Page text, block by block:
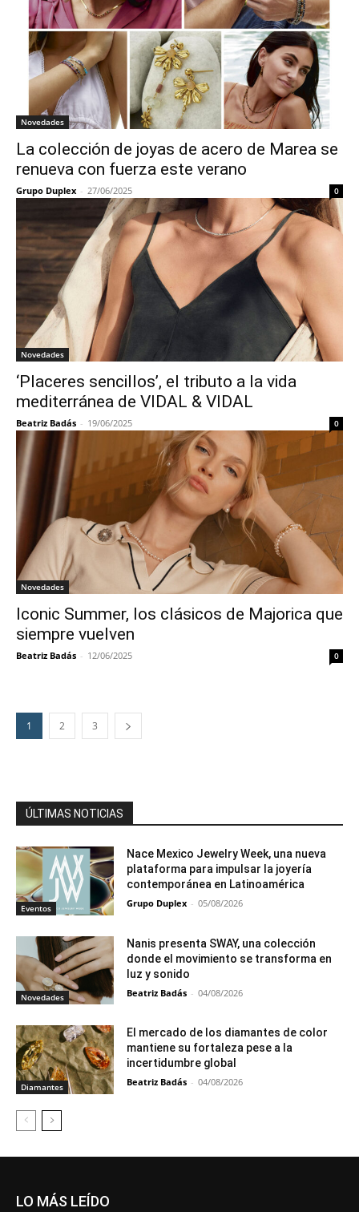
Novedades
La colección de joyas de acero de Marea se
renueva con fuerza este verano
Grupo Duplex - 27/06/2025 0
Novedades
‘Placeres sencillos’, el tributo a la vida
mediterránea de VIDAL & VIDAL
Beatriz Badás - 19/06/2025 0
Novedades
Iconic Summer, los clásicos de Majorica que
siempre vuelven
Beatriz Badás - 12/06/2025 0
1 2 3
ÚLTIMAS NOTICIAS
Eventos
Nace Mexico Jewelry Week, una nueva
plataforma para impulsar la joyería
contemporánea en Latinoamérica
Grupo Duplex - 05/08/2026
Novedades
Nanis presenta SWAY, una colección
donde el movimiento se transforma en
luz y sonido
Beatriz Badás - 04/08/2026
Diamantes
El mercado de los diamantes de color
mantiene su fortaleza pese a la
incertidumbre global
Beatriz Badás - 04/08/2026
LO MÁS LEÍDO